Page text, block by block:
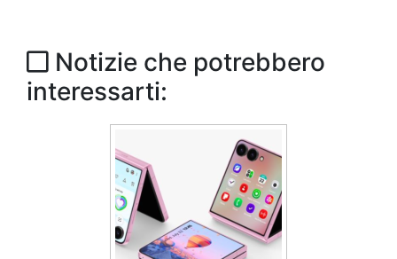
Notizie che potrebbero
interessarti: